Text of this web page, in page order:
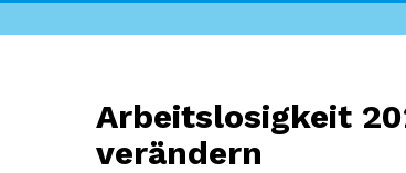
Arbeitslosigkeit
verändern